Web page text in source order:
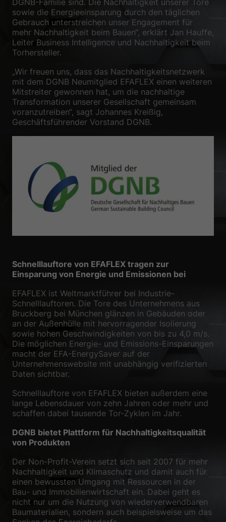
DGNB-Familie sind. Die Nachhaltigkeit unserer Tore
sowie die Energieeinsparung durch den täglichen
Gebrauch unterstreichen unser Engagement für
mehr Nachhaltigkeit beim Bauen“, erklärt Jan Hauffe,
Leiter Business Intelligence und Nachhaltigkeit beim
Torhersteller.
„Wir freuen uns, dass das Nachhaltigkeitsnetzwerk
mit dem DGNB Neumitglied EFAFLEX einen weiteren
Mitstreiter gewonnen hat, um die nachhaltige
Transformation unserer Gesellschaft gemeinsam
voranzutreiben“, sagt Johannes Kreißig,
Geschäftsführender Vorstand DGNB.
Schnelllauftore von EFAFLEX tragen zur
Einsparung von Energie und Emissionen bei
EFAFLEX ist Weltmarktführer bei Industrie-
Schnelllauftoren. Die Tore des Unternehmens aus
Bruckberg bei München glänzen in Gebäuden oder
an der Außenhülle mit hervorragender Isolierung
sowie hohen Geschwindigkeiten von bis zu 4,0 m/s.
Die möglichen Energie- und Emissions-Einsparungen
macht der EFA-EnergySaver auf der
Unternehmenswebsite mit unabhängig verifizierten
Daten sichtbar.
Schnelllauftore von EFAFLEX bieten außerdem eine
lange Lebensdauer von zehn Jahren oder mehr und
schaffen dabei tausende Tor-Zyklen im Jahr.
DGNB bietet Plattform für Nachhaltigkeitsqualität
von Produkten
Der Non-Profit-Verein setzt sich seit 2007 für mehr
Nachhaltigkeit und Klimaschutz und damit auch für
einen bewussten Umgang mit Ressourcen in der
Bau- und Immobilienwirtschaft ein. Dabei geht es
nicht nur um die Nutzung von wiederverwendbaren
Baumaterialien, sondern auch beispielsweise um das
Zurück
Datenschutzeinstellungen
Essenziell (1)
Essenzielle Cookies ermöglichen grundlegende Funktionen und sind für
Cookie-Informationen anzeigen
Statistiken (1)
Statistik Cookies erfassen Informationen anonym. Diese Informationen
helfen uns zu verstehen, wie unsere Besucher unsere Website nutzen.
Cookie-Informationen anzeigen
Inhalte von Videoplattformen und Social-Media-Plattformen werden
standardmäßig blockiert. Wenn Cookies von externen Medien akzeptiert
werden, bedarf der Zugriff auf diese Inhalte keiner manuellen
Einwilligung mehr.
Cookie-Informationen anzeigen